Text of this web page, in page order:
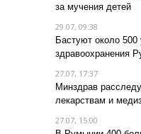
за мучения детей
29.07, 09:38
Бастуют около 500
здравоохранения
27.07, 17:37
Минздрав
лекарствам и
27.07, 15:00